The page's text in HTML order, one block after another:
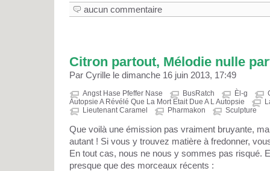
aucun commentaire
Citron partout, Mélodie nulle
Par Cyrille le dimanche 16 juin 2013, 17:49
Angst Hase Pfeffer Nase BusRatch Èl-g
Autopsie A Révélé Que La Mort Etait Due A L Autopsie
Lieutenant Caramel
Pharmakon Sculpture
Que voilà une émission pas vraiment bruyante,
autant ! Si vous y trouvez matière à fredonner,
En tout cas, nous ne nous y sommes pas risqué.
presque que des morceaux récents :